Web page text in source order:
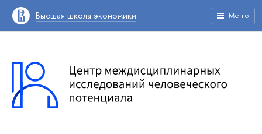
Высшая школа экономики Меню